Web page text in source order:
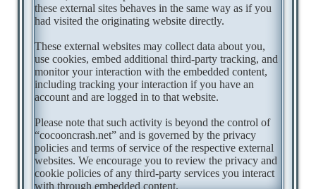
these external sites behaves in the same way as if you
had visited the originating website directly.
These external websites may collect data about you,
use cookies, embed additional third-party tracking, and
monitor your interaction with the embedded content,
including tracking your interaction if you have an
account and are logged in to that website.
Please note that such activity is beyond the control of
“cocooncrash.net” and is governed by the privacy
policies and terms of service of the respective external
websites. We encourage you to review the privacy and
cookie policies of any third-party services you interact
with through embedded content.